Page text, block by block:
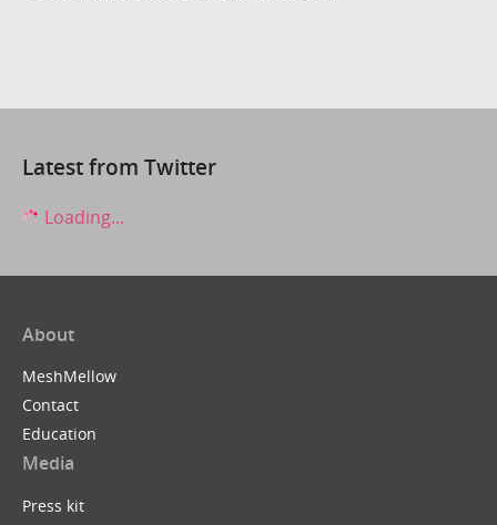
Latest from Twitter
Loading...
About
MeshMellow
Contact
Education
Media
Press kit